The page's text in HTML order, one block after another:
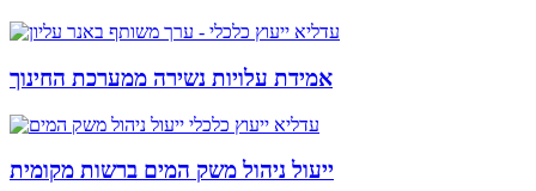
אמידת עלויות נשירה ממערכת החינוך
ייעול ניהול משק המים ברשות מקומית